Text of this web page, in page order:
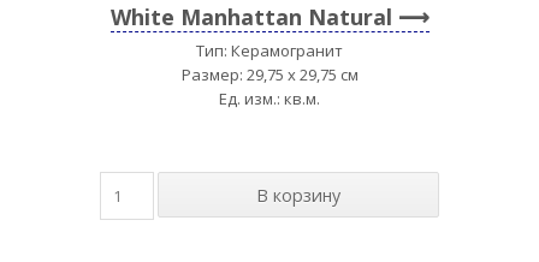
White Manhattan Natural
Тип: Керамогранит
Размер: 29,75 x 29,75 см
Ед. изм.: кв.м.